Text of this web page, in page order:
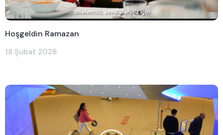
Hoşgeldin Ramazan
18 Şubat 2026